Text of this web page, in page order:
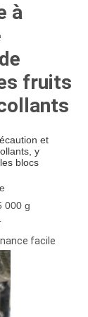
à
fruits
et
y
blocs
000 g
facile